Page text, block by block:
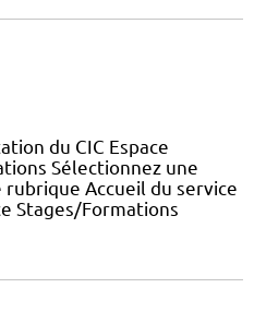
du CIC Espace
Sélectionnez une
Accueil du service
Stages/Formations